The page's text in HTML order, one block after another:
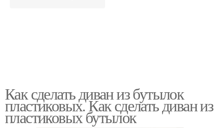
Как сделать диван из бутылок
пластиковых. Как сделать диван из
пластиковых бутылок